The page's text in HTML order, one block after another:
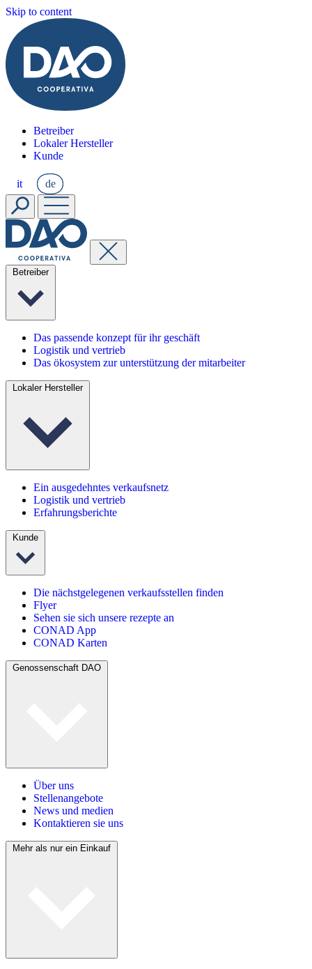
Skip to content
Betreiber
Lokaler Hersteller
Kunde
it de
Betreiber
Das passende konzept für ihr geschäft
Logistik und vertrieb
Das ökosystem zur unterstützung der mitarbeiter
Lokaler Hersteller
Ein ausgedehntes verkaufsnetz
Logistik und vertrieb
Erfahrungsberichte
Kunde
Die nächstgelegenen verkaufsstellen finden
Flyer
Sehen sie sich unsere rezepte an
CONAD App
CONAD Karten
Genossenschaft DAO
Über uns
Stellenangebote
News und medien
Kontaktieren sie uns
Mehr als nur ein Einkauf